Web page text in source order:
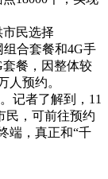
市民选择
合套餐和4G手
餐，因整体较
人预约。
记者了解到，11
民，可前往预约
端，真正和“千